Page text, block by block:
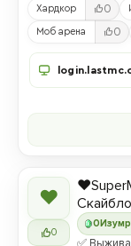
Хардкор 0
Моб арена 0
❤
0
0
✅